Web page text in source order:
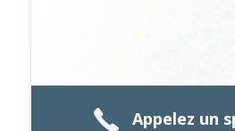
Appelez un